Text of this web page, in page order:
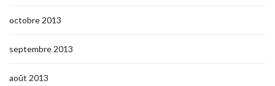
octobre 2013
septembre 2013
août 2013